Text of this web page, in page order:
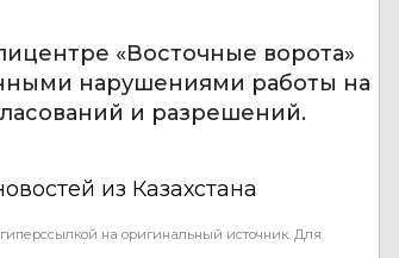
«Восточные ворота»
нарушениями работы на
и разрешений.
из Казахстана
на оригинальный источник. Для